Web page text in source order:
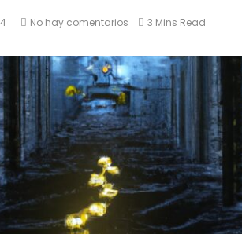
No hay comentarios 3 Mins Read